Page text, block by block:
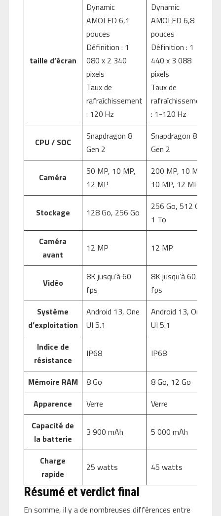
taille d’écran
Dynamic
AMOLED 6,1
pouces
Définition : 1
080 x 2 340
pixels
Taux de
rafraîchissement
: 120 Hz
Dynamic
AMOLED 6,8
pouces
Définition : 1
440 x 3 088
pixels
Taux de
rafraîchissement
: 1-120 Hz
CPU / SOC
Snapdragon 8
Gen 2
Snapdragon 8
Gen 2
Caméra
50 MP, 10 MP,
12 MP
200 MP, 10 MP,
10 MP, 12 MP
Stockage 128 Go, 256 Go
256 Go, 512 Go,
1 To
Caméra
avant
12 MP 12 MP
Vidéo
8K jusqu’à 60
fps
8K jusqu’à 60
fps
Système
d’exploitation
Android 13, One
UI 5.1
Android 13, One
UI 5.1
Indice de
résistance
IP68 IP68
Mémoire RAM 8 Go
8 Go, 12 Go
Apparence
Verre
Verre
Capacité de
la batterie
3 900 mAh 5 000 mAh
Charge
rapide
25 watts 45 watts
Résumé et verdict final
En somme, il y a de nombreuses différences entre